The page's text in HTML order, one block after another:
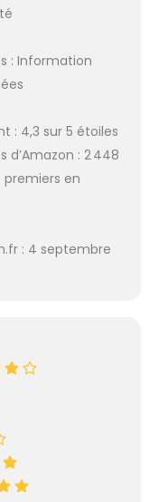
: Information
: 4,3 sur 5 étoiles
: 2 448
premiers en
: 4 septembre